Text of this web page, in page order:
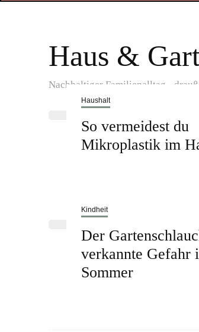
Haus &
Nachhaltiger Familienalltag -
Haushalt
So vermeidest du
Mikroplastik im
Kindheit
Der
verkannte Gefahr
Sommer